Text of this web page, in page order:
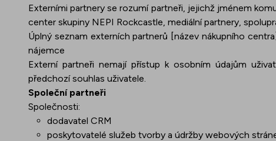
Externími partnery se rozumí partneři, jejichž jménem
center skupiny NEPI Rockcastle, mediální partnery,
Úplný seznam externích partnerů [název nákupního
nájemce
Externí partneři nemají přístup k osobním údajům
předchozí souhlas uživatele.
Společní partneři
Společnosti:
dodavatel CRM
poskytovatelé služeb tvorby a údržby webových